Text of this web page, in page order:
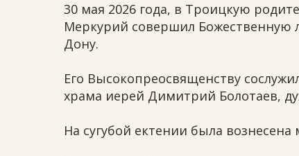
30 мая 2026 года, в Троицкую
Меркурий совершил Божественную
Дону.
Его Высокопреосвященству
храма иерей Димитрий Болотаев,
На сугубой ектении была вознесена